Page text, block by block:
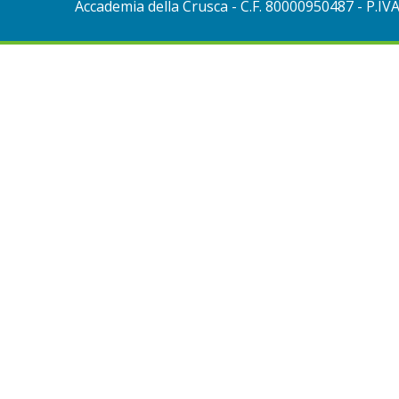
Accademia della Crusca - C.F. 80000950487 -